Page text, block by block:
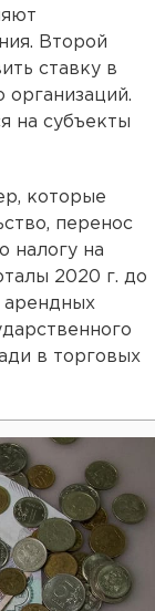
Второй
ставку в
организаций.
на субъекты
которые
перенос
налогу на
2020 г. до
арендных
в торговых